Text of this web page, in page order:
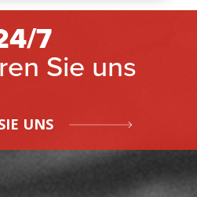
7
Sie uns
UNS